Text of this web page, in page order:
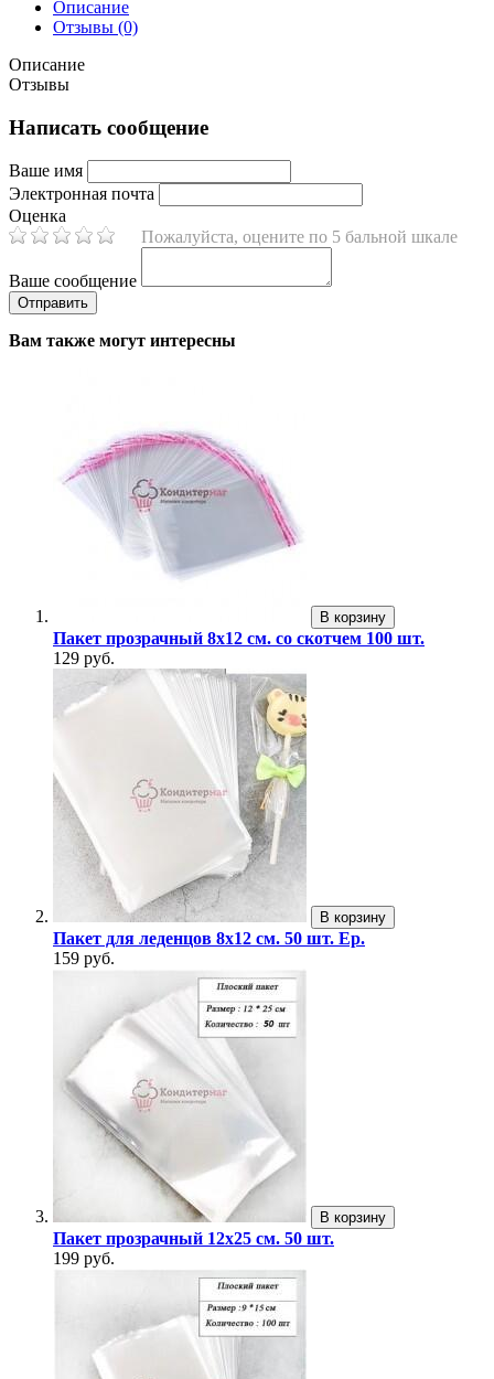
Описание
Отзывы (0)
Описание
Отзывы
Написать сообщение
Ваше имя
Электронная почта
Оценка
Пожалуйста, оцените по 5 бальной шкале
Ваше сообщение
Вам также могут интересны
В корзину
Пакет прозрачный 8х12 см. со скотчем 100 шт.
129 руб.
В корзину
Пакет для леденцов 8х12 см. 50 шт. Ер.
159 руб.
В корзину
Пакет прозрачный 12х25 см. 50 шт.
199 руб.